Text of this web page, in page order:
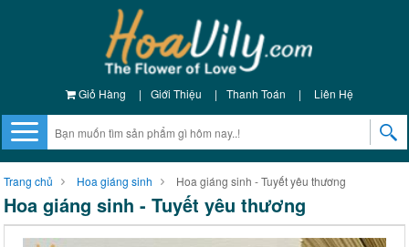
Giỏ Hàng | Giới Thiệu | Thanh Toán | Liên Hệ
Trang chủ Hoa giáng sinh Hoa giáng sinh - Tuyết yêu thương
Hoa giáng sinh - Tuyết yêu thương